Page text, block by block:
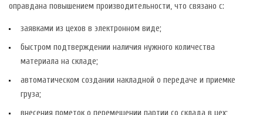
оправдана повышением производительности, что связано с:
заявками из цехов в электронном виде;
быстром подтверждении наличия нужного количества
материала на складе;
автоматическом создании накладной о передаче и приемке
груза;
внесения пометок о перемещении партии со склада в цех;